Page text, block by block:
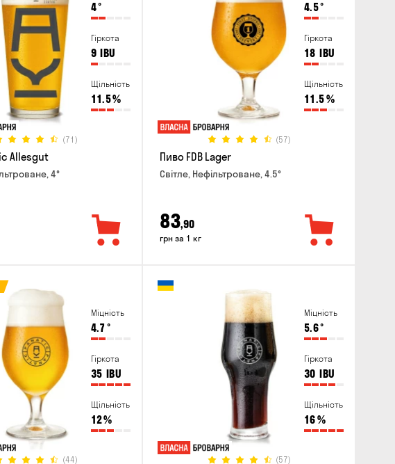
4°
Гіркота
9 IBU
Щільність
11.5%
(71)
Allesgut
4°
4.5°
Гіркота
18 IBU
Щільність
11.5%
(57)
Пиво FDB Lager
Світле, Нефільтроване, 4.5°
83,90
грн за 1 кг
Міцність
4.7°
Гіркота
35 IBU
Щільність
12%
(44)
Міцність
5.6°
Гіркота
30 IBU
Щільність
16%
(57)